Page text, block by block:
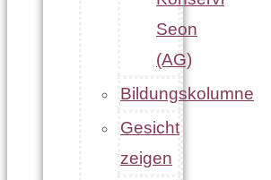
Seon
(AG)
Bildungskolumne
Gesicht
zeigen